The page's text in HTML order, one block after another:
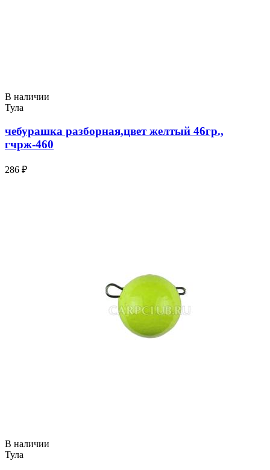
В наличии
Тула
чебурашка разборная,цвет желтый 46гр.,
гчрж-460
286 ₽
В наличии
Тула